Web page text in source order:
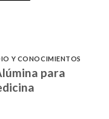
Y CONOCIMIENTOS
para